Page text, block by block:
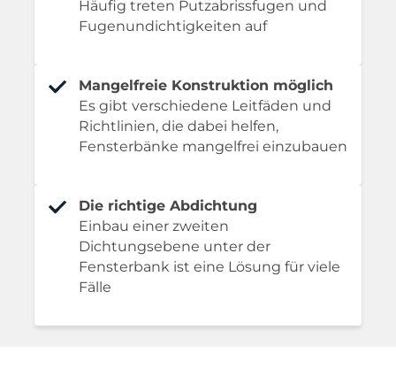
Häufig treten Putzabrissfugen und
Fugenundichtigkeiten auf
Mangelfreie Konstruktion möglich
Es gibt verschiedene Leitfäden und
Richtlinien, die dabei helfen,
Fensterbänke mangelfrei einzubauen
Die richtige Abdichtung
Einbau einer zweiten
Dichtungsebene unter der
Fensterbank ist eine Lösung für viele
Fälle